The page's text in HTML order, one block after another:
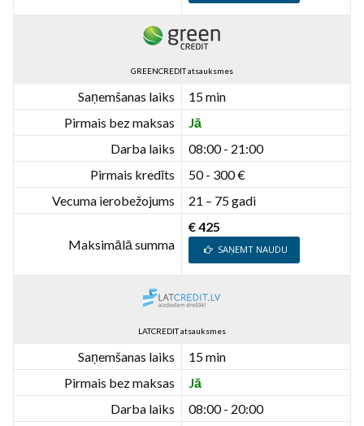
GREENCREDIT atsauksmes
Saņemšanas laiks
15 min
Pirmais bez maksas
Jā
Darba laiks
08:00 - 21:00
Pirmais kredīts
50 - 300 €
Vecuma ierobežojums
21 – 75 gadi
Maksimālā summa
€ 425
SAŅEMT NAUDU
LATCREDIT atsauksmes
Saņemšanas laiks
15 min
Pirmais bez maksas
Jā
Darba laiks
08:00 - 20:00